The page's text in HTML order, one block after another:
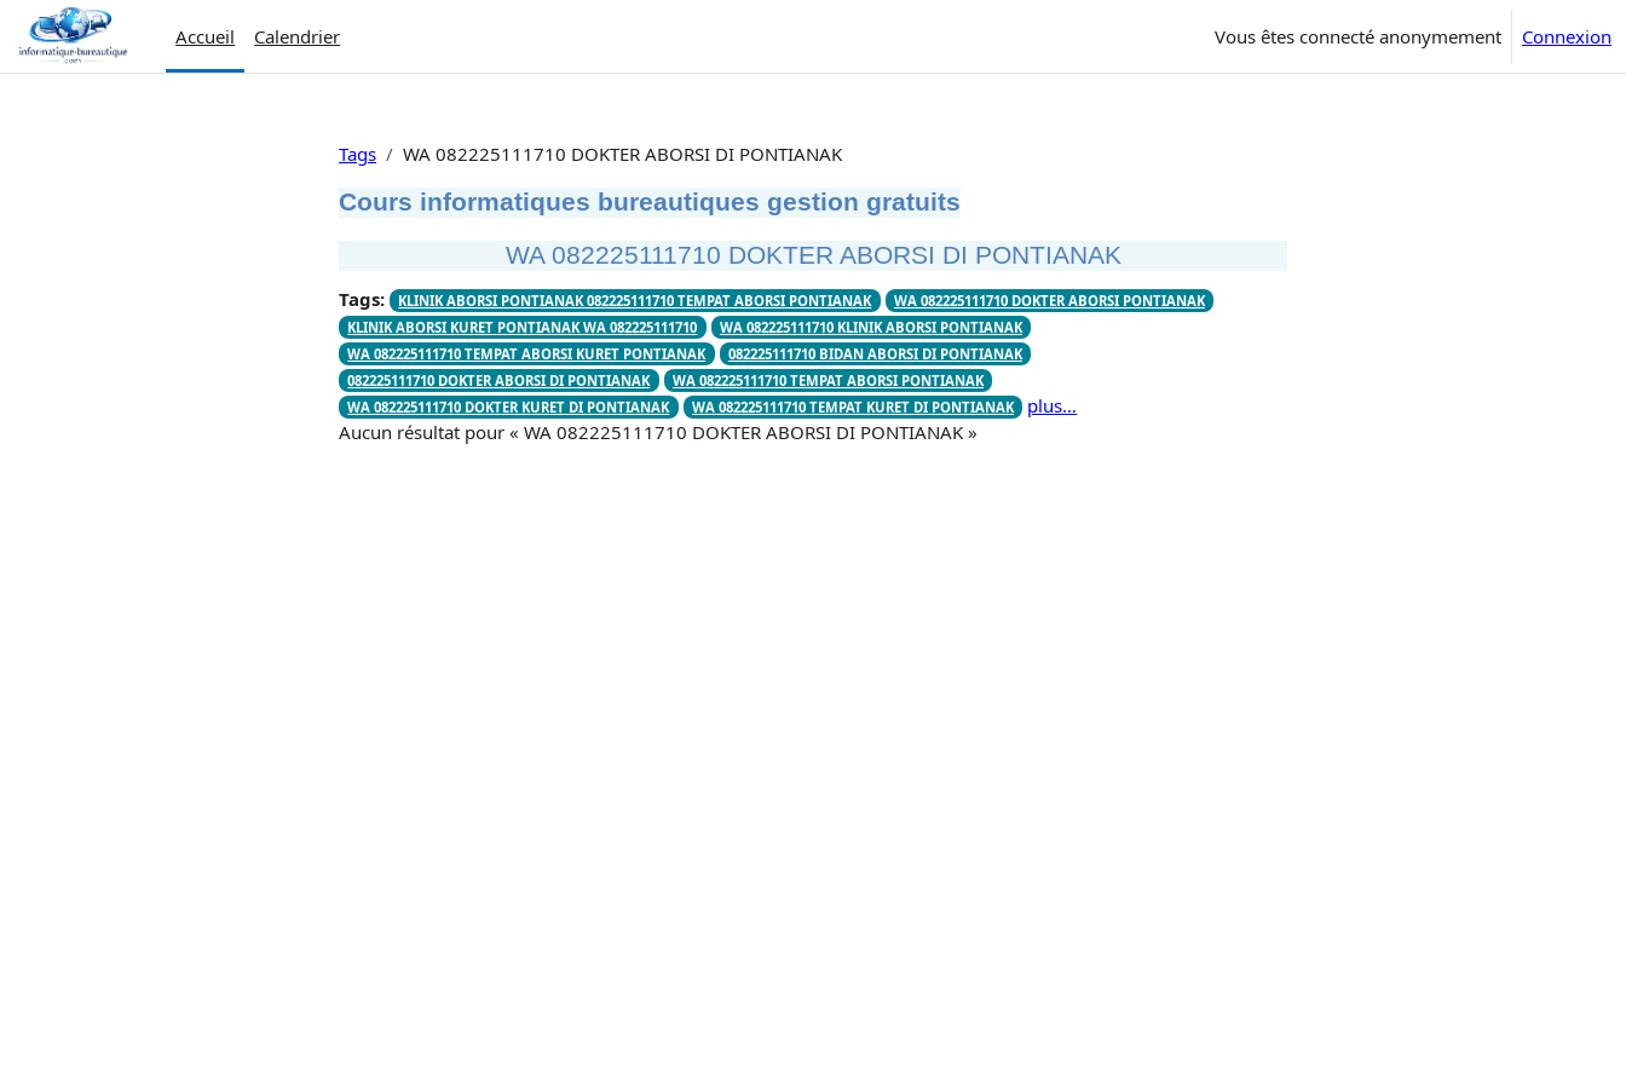
Passer au contenu principal
Accueil
Calendrier Vous êtes connecté anonymement Connexion
Tags WA 082225111710 DOKTER ABORSI DI PONTIANAK
Cours informatiques bureautiques gestion gratuits
WA 082225111710 DOKTER ABORSI DI PONTIANAK
Tags: KLINIK ABORSI PONTIANAK 082225111710 TEMPAT ABORSI PONTIANAK
WA 082225111710 DOKTER ABORSI PONTIANAK
KLINIK ABORSI KURET PONTIANAK WA 082225111710
WA 082225111710 KLINIK ABORSI PONTIANAK
WA 082225111710 TEMPAT ABORSI KURET PONTIANAK
082225111710 BIDAN ABORSI DI PONTIANAK
082225111710 DOKTER ABORSI DI PONTIANAK
WA 082225111710 TEMPAT ABORSI PONTIANAK
WA 082225111710 DOKTER KURET DI PONTIANAK
WA 082225111710 TEMPAT KURET DI PONTIANAK
plus…
Aucun résultat pour « WA 082225111710 DOKTER ABORSI DI PONTIANAK »